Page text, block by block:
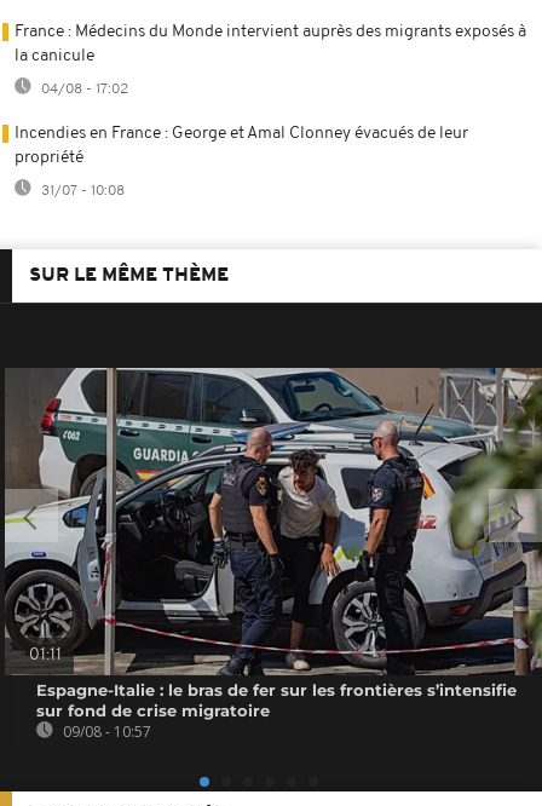
France : Médecins du Monde intervient auprès des migrants exposés à
la canicule
04/08 - 17:02
Incendies en France : George et Amal Clonney évacués de leur
propriété
31/07 - 10:08
SUR LE MÊME THÈME
01:11
Espagne-Italie : le bras de fer sur les frontières s’intensifie
sur fond de crise migratoire
09/08 - 10:57